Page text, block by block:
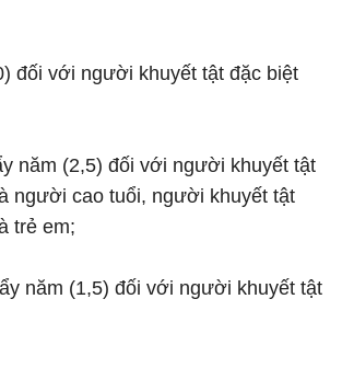
đối với người khuyết tật đặc biệt
năm (2,5) đối với người khuyết tật
người cao tuổi, người khuyết tật
trẻ em;
năm (1,5) đối với người khuyết tật